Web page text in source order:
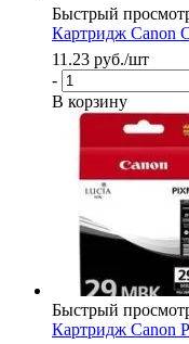
Быстрый
Картридж Canon
11.23 руб./шт
-
В корзину
Быстрый
Картридж Canon